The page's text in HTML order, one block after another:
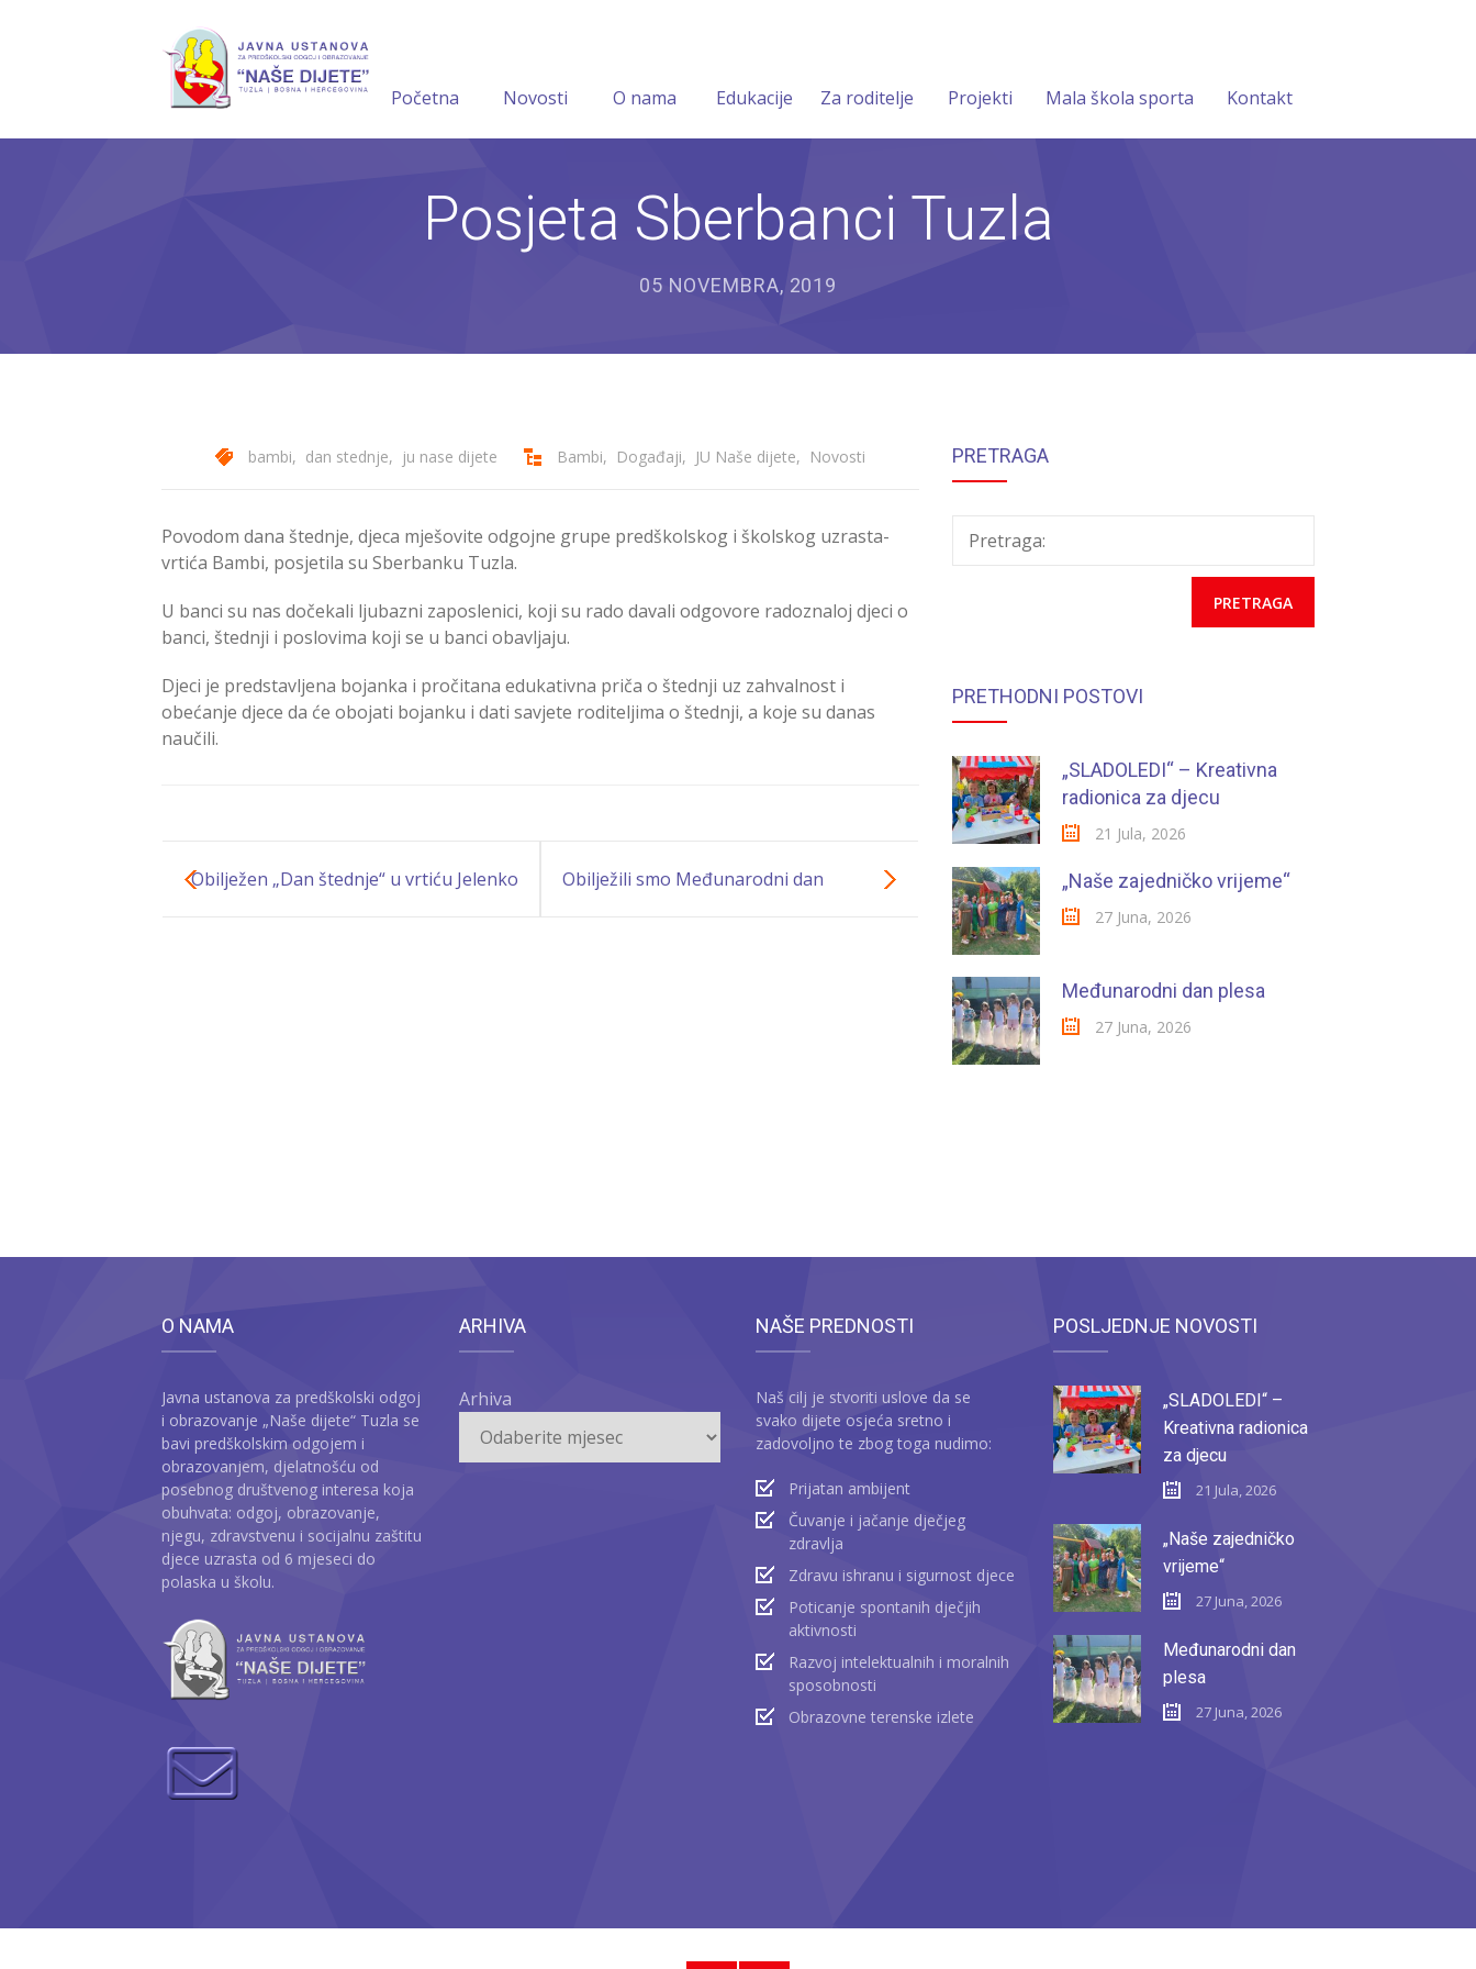
Početna Novosti O nama Edukacije Za roditelje Projekti Mala škola sporta Kontakt
Posjeta Sberbanci Tuzla
05 NOVEMBRA, 2019
bambi, dan stednje, ju nase dijete Bambi, Događaji, JU Naše dijete, Novosti
Povodom dana štednje, djeca mješovite odgojne grupe predškolskog i školskog uzrasta-
vrtića Bambi, posjetila su Sberbanku Tuzla.
U banci su nas dočekali ljubazni zaposlenici, koji su rado davali odgovore radoznaloj djeci o
banci, štednji i poslovima koji se u banci obavljaju.
Djeci je predstavljena bojanka i pročitana edukativna priča o štednji uz zahvalnost i
obećanje djece da će obojati bojanku i dati savjete roditeljima o štednji, a koje su danas
naučili.
Obilježen „Dan štednje“ u vrtiću Jelenko Obilježili smo Međunarodni dan
PRETRAGA
Pretraga:
PRETHODNI POSTOVI
„SLADOLEDI“ – Kreativna
radionica za djecu
21 Jula, 2026
„Naše zajedničko vrijeme“
27 Juna, 2026
Međunarodni dan plesa
27 Juna, 2026
O NAMA
Javna ustanova za predškolski odgoj
i obrazovanje „Naše dijete“ Tuzla se
bavi predškolskim odgojem i
obrazovanjem, djelatnošću od
posebnog društvenog interesa koja
obuhvata: odgoj, obrazovanje,
njegu, zdravstvenu i socijalnu zaštitu
djece uzrasta od 6 mjeseci do
polaska u školu.
ARHIVA
Arhiva
NAŠE PREDNOSTI
Naš cilj je stvoriti uslove da se
svako dijete osjeća sretno i
zadovoljno te zbog toga nudimo:
Prijatan ambijent
Čuvanje i jačanje dječjeg
zdravlja
Zdravu ishranu i sigurnost djece
Poticanje spontanih dječjih
aktivnosti
Razvoj intelektualnih i moralnih
sposobnosti
Obrazovne terenske izlete
POSLJEDNJE NOVOSTI
„SLADOLEDI“ –
Kreativna radionica
za djecu
21 Jula, 2026
„Naše zajedničko
vrijeme“
27 Juna, 2026
Međunarodni dan
plesa
27 Juna, 2026